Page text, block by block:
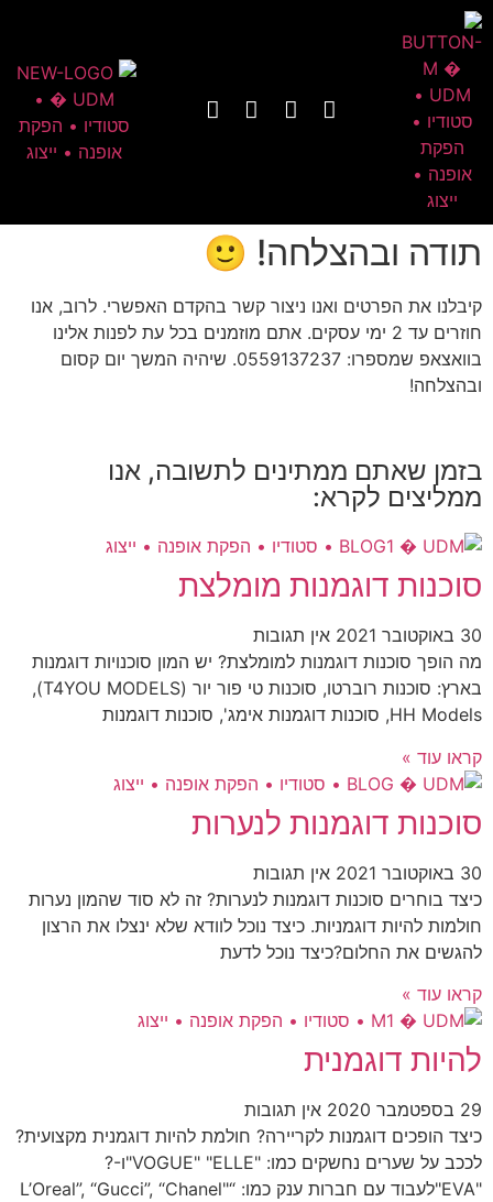
תודה ובהצלחה! 🙂
קיבלנו את הפרטים ואנו ניצור קשר בהקדם האפשרי. לרוב, אנו
חוזרים עד 2 ימי עסקים. אתם מוזמנים בכל עת לפנות אלינו
בוואצאפ שמספרו: 0559137237. שיהיה המשך יום קסום
ובהצלחה!
בזמן שאתם ממתינים לתשובה, אנו
ממליצים לקרא:
סוכנות דוגמנות מומלצת
30 באוקטובר 2021
אין תגובות
מה הופך סוכנות דוגמנות למומלצת? יש המון סוכנויות דוגמנות
בארץ: סוכנות רוברטו, סוכנות טי פור יור (T4YOU MODELS),
HH Models, סוכנות דוגמנות אימג', סוכנות דוגמנות
קראו עוד »
סוכנות דוגמנות לנערות
30 באוקטובר 2021
אין תגובות
כיצד בוחרים סוכנות דוגמנות לנערות? זה לא סוד שהמון נערות
חולמות להיות דוגמניות. כיצד נוכל לוודא שלא ינצלו את הרצון
להגשים את החלום?כיצד נוכל לדעת
קראו עוד »
להיות דוגמנית
29 בספטמבר 2020
אין תגובות
כיצד הופכים דוגמנות לקריירה? חולמת להיות דוגמנית מקצועית?
לככב על שערים נחשקים כמו: "VOGUE" "ELLE"ו-?
"EVA"לעבוד עם חברות ענק כמו: “L’Oreal”, “Gucci”, “Chanel"